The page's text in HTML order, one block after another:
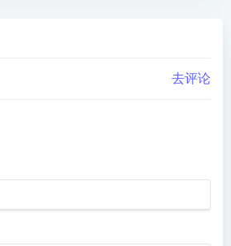
去评论